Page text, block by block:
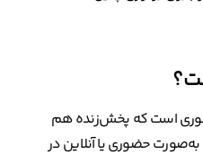
است که پخش‌زنده هم
حضوری یا آنلاین در